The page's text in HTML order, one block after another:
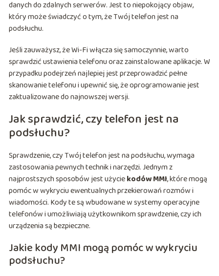
danych do zdalnych serwerów. Jest to niepokojący objaw,
który może świadczyć o tym, że Twój telefon jest na
podsłuchu.
Jeśli zauważysz, że Wi-Fi włącza się samoczynnie, warto
sprawdzić ustawienia telefonu oraz zainstalowane aplikacje. W
przypadku podejrzeń najlepiej jest przeprowadzić pełne
skanowanie telefonu i upewnić się, że oprogramowanie jest
zaktualizowane do najnowszej wersji.
Jak sprawdzić, czy telefon jest na
podsłuchu?
Sprawdzenie, czy Twój telefon jest na podsłuchu, wymaga
zastosowania pewnych technik i narzędzi. Jednym z
najprostszych sposobów jest użyciekodów MMI, które mogą
pomóc w wykryciu ewentualnych przekierowań rozmów i
wiadomości. Kody te są wbudowane w systemy operacyjne
telefonów i umożliwiają użytkownikom sprawdzenie, czy ich
urządzenia są bezpieczne.
Jakie kody MMI mogą pomóc w wykryciu
podsłuchu?